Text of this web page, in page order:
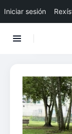
Iniciar sesión